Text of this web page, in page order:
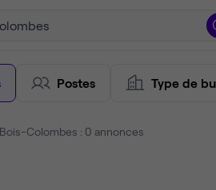
Postes Type de
Colombes : 0 annonces